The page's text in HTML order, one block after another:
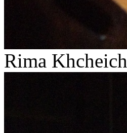
Rima Khcheich